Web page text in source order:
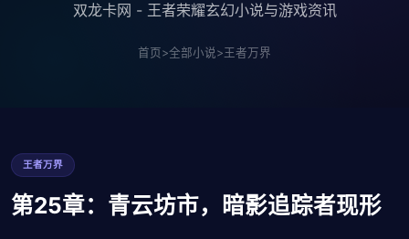
双龙卡网 - 王者荣耀玄幻小说与游戏资讯
首页>全部小说>王者万界
王者万界
第25章：青云坊市，暗影追踪者现形